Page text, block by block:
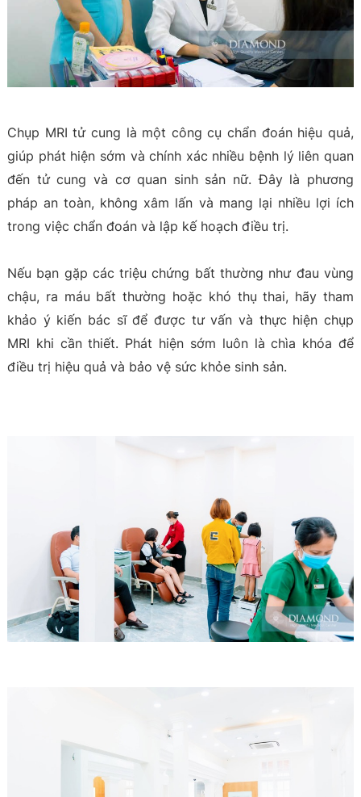
Chụp MRI tử cung là một công cụ chẩn đoán hiệu quả,
giúp phát hiện sớm và chính xác nhiều bệnh lý liên quan
đến tử cung và cơ quan sinh sản nữ. Đây là phương
pháp an toàn, không xâm lấn và mang lại nhiều lợi ích
trong việc chẩn đoán và lập kế hoạch điều trị.
Nếu bạn gặp các triệu chứng bất thường như đau vùng
chậu, ra máu bất thường hoặc khó thụ thai, hãy tham
khảo ý kiến bác sĩ để được tư vấn và thực hiện chụp
MRI khi cần thiết. Phát hiện sớm luôn là chìa khóa để
điều trị hiệu quả và bảo vệ sức khỏe sinh sản.